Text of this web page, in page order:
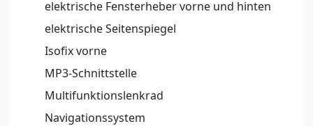
elektrische Fensterheber vorne und hinten
elektrische Seitenspiegel
Isofix vorne
MP3-Schnittstelle
Multifunktionslenkrad
Navigationssystem